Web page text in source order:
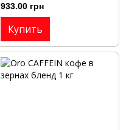
933.00 грн
Купить